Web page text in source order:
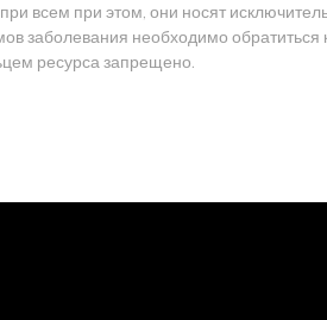
всем при этом, они носят
заболевания необходимо обратиться
ресурса запрещено.